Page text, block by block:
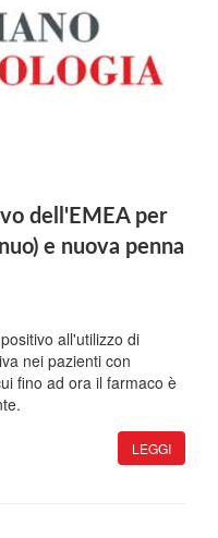
dell'EMEA per
e nuova penna
all'utilizzo di
nei pazienti con
fino ad ora il farmaco è
LEGGI